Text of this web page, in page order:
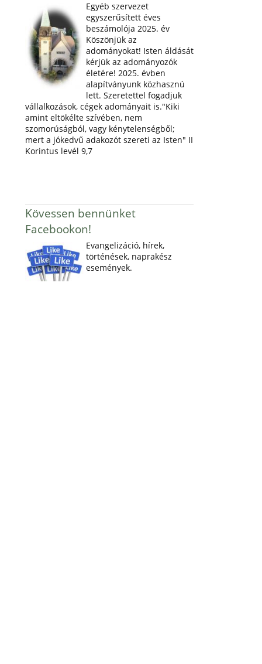
Egyéb szervezet
egyszerűsített éves
beszámolója 2025. év
Köszönjük az
adományokat! Isten áldását
kérjük az adományozók
életére! 2025. évben
alapítványunk közhasznú
lett. Szeretettel fogadjuk
vállalkozások, cégek adományait is."Kiki
amint eltökélte szívében, nem
szomorúságból, vagy kénytelenségből;
mert a jókedvű adakozót szereti az Isten" II
Korintus levél 9,7
Kövessen bennünket
Facebookon!
Evangelizáció, hírek,
történések, naprakész
események.